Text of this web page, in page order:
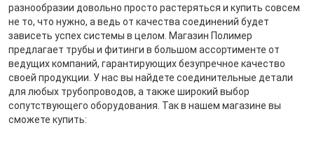
разнообразии довольно просто растеряться и купить совсем
не то, что нужно, а ведь от качества соединений будет
зависеть успех системы в целом. Магазин Полимер
предлагает трубы и фитинги в большом ассортименте от
ведущих компаний, гарантирующих безупречное качество
своей продукции. У нас вы найдете соединительные детали
для любых трубопроводов, а также широкий выбор
сопутствующего оборудования. Так в нашем магазине вы
сможете купить: